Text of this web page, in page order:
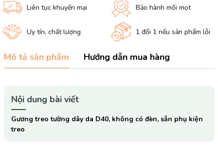
Liên tục khuyến mại Bảo hành mối mọt
Uy tín, chất lượng 1 đổi 1 nếu sản phẩm lỗi
Mô tả sản phẩm Hướng dẫn mua hàng
Nội dung bài viết
Gương treo tường dây da D40, không có đèn, sẵn phụ kiện
treo